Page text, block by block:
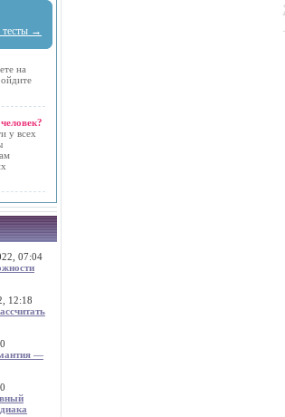
тесты →
на
у всех
07:04
12:18
—